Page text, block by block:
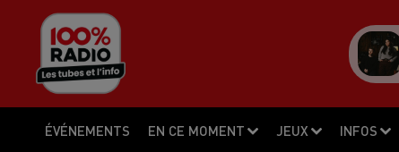
ÉVÉNEMENTS EN CE MOMENT JEUX INFOS